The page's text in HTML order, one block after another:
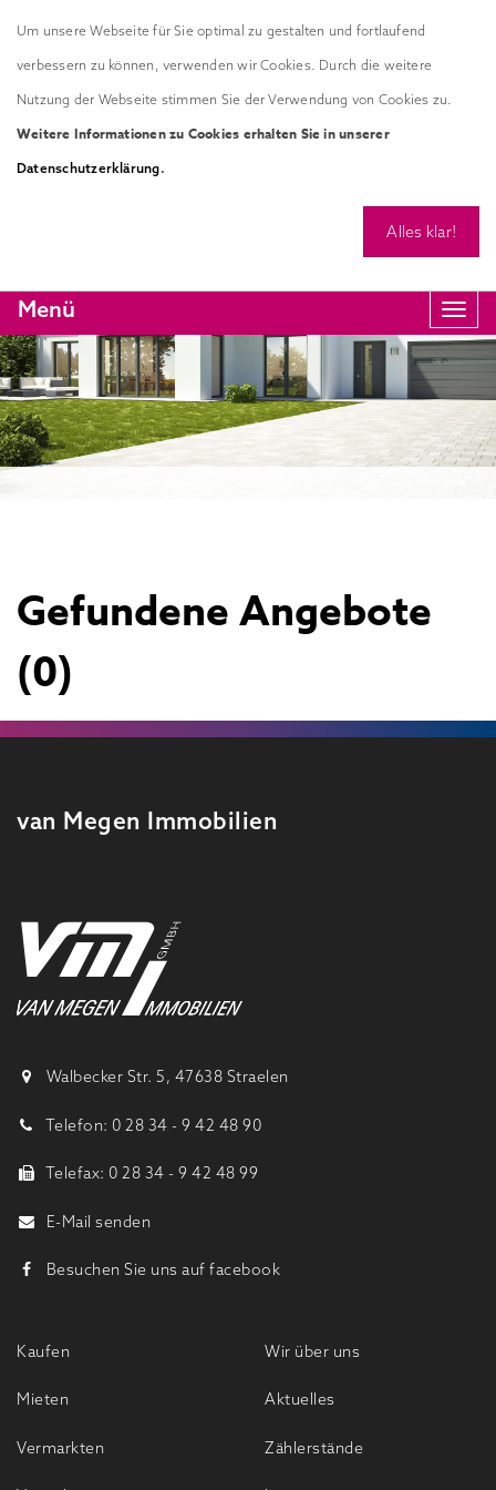
Menü
Gefundene Angebote
(0)
van Megen Immobilien
Walbecker Str. 5, 47638 Straelen
Telefon: 0 28 34 - 9 42 48 90
Telefax: 0 28 34 - 9 42 48 99
E-Mail senden
Besuchen Sie uns auf facebook
Kaufen
Mieten
Vermarkten
Wir über uns
Aktuelles
Zählerstände
Um unsere Webseite für Sie optimal zu gestalten und fortlaufend
verbessern zu können, verwenden wir Cookies. Durch die weitere
Nutzung der Webseite stimmen Sie der Verwendung von Cookies zu.
Weitere Informationen zu Cookies erhalten Sie in unserer
Datenschutzerklärung.
Alles klar!